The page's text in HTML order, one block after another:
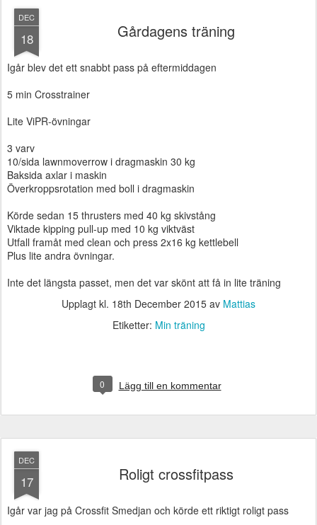
DEC
18 Gårdagens träning
Igår blev det ett snabbt pass på eftermiddagen
5 min Crosstrainer
Lite ViPR-övningar
3 varv
10/sida lawnmoverrow i dragmaskin 30 kg
Baksida axlar i maskin
Överkroppsrotation med boll i dragmaskin
Körde sedan 15 thrusters med 40 kg skivstång
Viktade kipping pull-up med 10 kg viktväst
Utfall framåt med clean och press 2x16 kg kettlebell
Plus lite andra övningar.
Inte det längsta passet, men det var skönt att få in lite träning
Upplagt kl. 18th December 2015 av Mattias
Etiketter: Min träning
0 Lägg till en kommentar
DEC
17 Roligt crossfitpass
Igår var jag på Crossfit Smedjan och körde ett riktigt roligt pass